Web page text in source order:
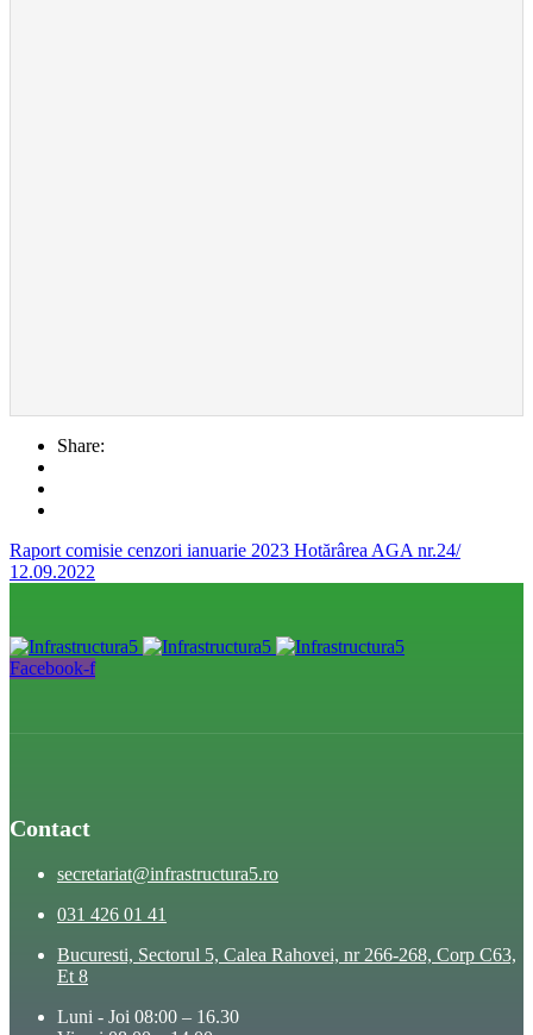
Share:
Raport comisie cenzori ianuarie 2023 Hotărârea AGA nr.24/
12.09.2022
Facebook-f
Contact
secretariat@infrastructura5.ro
031 426 01 41
Bucuresti, Sectorul 5, Calea Rahovei, nr 266-268, Corp C63,
Et 8
Luni - Joi 08:00 – 16.30